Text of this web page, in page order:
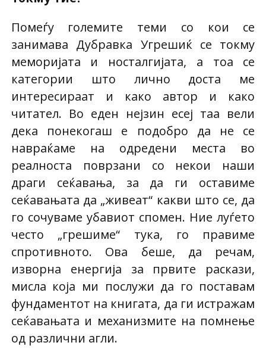
Помеѓу големите теми со кои се
занимава Дубравка Угрешиќ се токму
меморијата и носталгијата, а тоа се
категории што лично доста ме
интересираат и како автор и како
читател. Во еден нејзин есеј таа вели
дека понекогаш е подобро да не се
навраќаме на одредени места во
реалноста поврзани со некои наши
драги сеќавања, за да ги оставиме
сеќавањата да „живеат“ какви што се, да
го сочуваме убавиот спомен. Ние луѓето
често „грешиме“ тука, го правиме
спротивното. Ова беше, да речам,
изворна енергија за првите раскази,
мисла која ми послужи да го поставам
фундаментот на книгата, да ги истражам
сеќавањата и механизмите на помнење
од различни агли.